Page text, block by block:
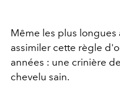
Même les plus
assimiler cette règle
années : une crinière
chevelu sain.